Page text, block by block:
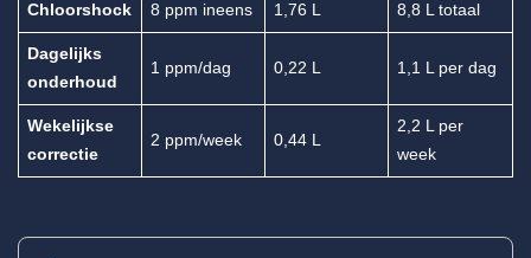
Chloorshock 8 ppm ineens 1,76 L 8,8 L totaal
Dagelijks
onderhoud
1 ppm/dag 0,22 L 1,1 L per dag
Wekelijkse
correctie
2 ppm/week 0,44 L
2,2 L per
week